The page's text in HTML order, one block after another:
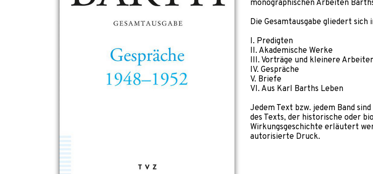
monographischen Arbeiten
Die Gesamtausgabe gliedert sich
I. Predigten
II. Akademische Werke
III. Vorträge und kleinere
IV. Gespräche
V. Briefe
VI. Aus Karl Barths Leben
Jedem Text bzw. jedem Band
des Texts, der historische oder
Wirkungsgeschichte erläutert
autorisierte Druck.